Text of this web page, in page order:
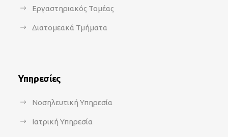
Εργαστηριακός Τομέας
Διατομεακά Τμήματα
Υπηρεσίες
Νοσηλευτική Υπηρεσία
Ιατρική Υπηρεσία